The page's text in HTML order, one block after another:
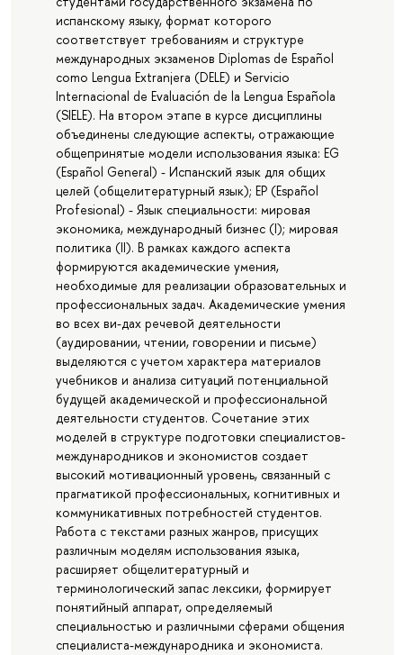
испанскому языку, формат которого
соответствует требованиям и структуре
международных экзаменов Diplomas de Español
como Lengua Extranjera (DELE) и Servicio
Internacional de Evaluación de la Lengua Española
(SIELE). На втором этапе в курсе дисциплины
объединены следующие аспекты, отражающие
общепринятые модели использования языка: EG
(Español General) - Испанский язык для общих
целей (общелитературный язык); EP (Español
Profesional) - Язык специальности: мировая
экономика, международный бизнес (I); мировая
политика (II). В рамках каждого аспекта
формируются академические умения,
необходимые для реализации образовательных и
профессиональных задач. Академические умения
во всех ви-дах речевой деятельности
(аудировании, чтении, говорении и письме)
выделяются с учетом характера материалов
учебников и анализа ситуаций потенциальной
будущей академической и профессиональной
деятельности студентов. Сочетание этих
моделей в структуре подготовки специалистов-
международников и экономистов создает
высокий мотивационный уровень, связанный с
прагматикой профессиональных, когнитивных и
коммуникативных потребностей студентов.
Работа с текстами разных жанров, присущих
различным моделям использования языка,
расширяет общелитературный и
терминологический запас лексики, формирует
понятийный аппарат, определяемый
специальностью и различными сферами общения
специалиста-международника и экономиста.